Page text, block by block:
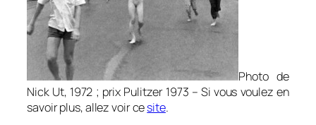
Photo de
Nick Ut, 1972 ; prix Pulitzer 1973 – Si vous voulez en
savoir plus, allez voir cesite.